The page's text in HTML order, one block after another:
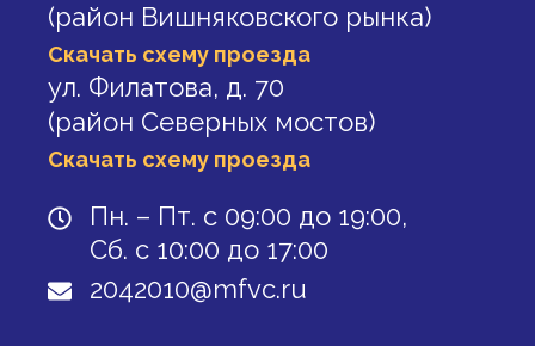
(район Вишняковского рынка)
Скачать схему проезда
ул. Филатова, д. 70
(район Северных мостов)
Скачать схему проезда
Пн. – Пт. с 09:00 до 19:00,
Сб. с 10:00 до 17:00
2042010@mfvc.ru